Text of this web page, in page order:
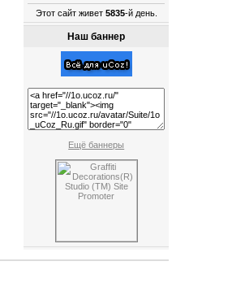
Этот сайт живет 5835-й день.
Наш баннер
Ещё баннеры